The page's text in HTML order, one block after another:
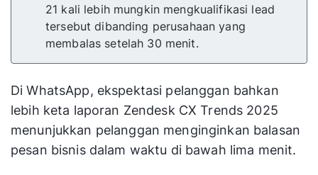
21 kali lebih mungkin mengkualifikasi lead
tersebut dibanding perusahaan yang
membalas setelah 30 menit.
Di WhatsApp, ekspektasi pelanggan bahkan
lebih keta laporan Zendesk CX Trends 2025
menunjukkan pelanggan menginginkan balasan
pesan bisnis dalam waktu di bawah lima menit.